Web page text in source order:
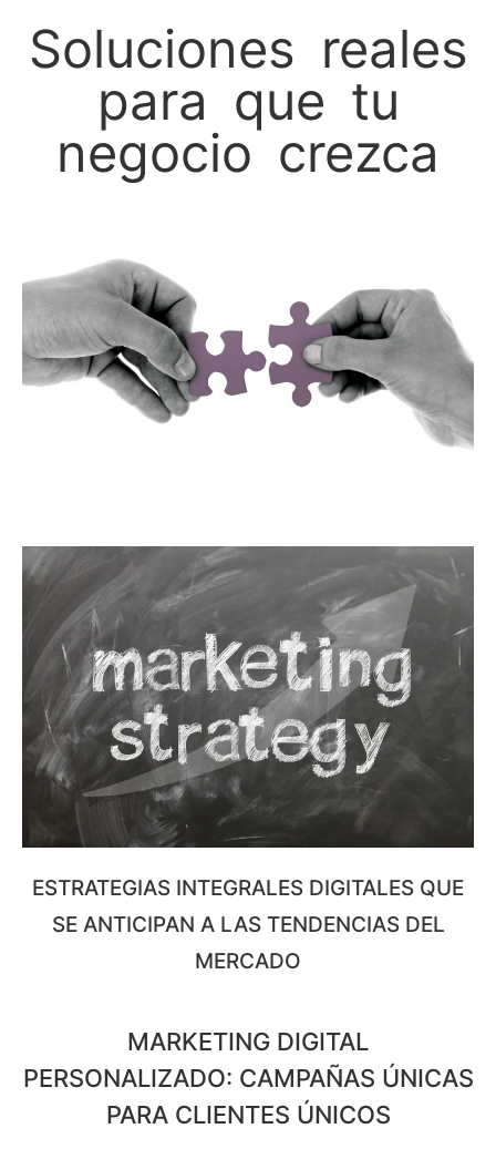
Soluciones reales
para que tu
negocio crezca
ESTRATEGIAS INTEGRALES DIGITALES QUE
SE ANTICIPAN A LAS TENDENCIAS DEL
MERCADO
MARKETING DIGITAL
PERSONALIZADO: CAMPAÑAS ÚNICAS
PARA CLIENTES ÚNICOS